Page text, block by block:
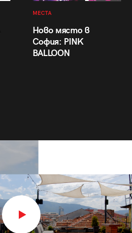
МЕСТА
Ново място в
София: PINK
BALLOON